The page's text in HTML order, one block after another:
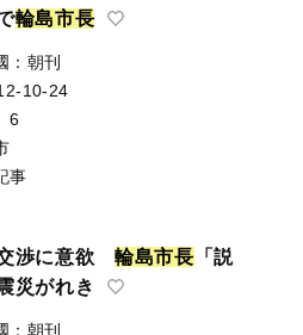
輪島市長
：朝刊
10-24
6
事
交渉に意欲輪島市長 「説
災がれき
：朝刊